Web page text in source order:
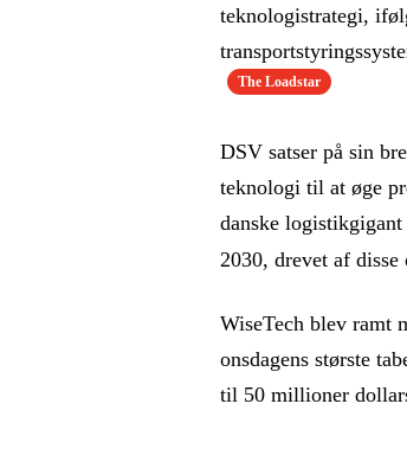
teknologistrategi,
The Loadstar
DSV satser på sin
teknologi til at øge
danske
2030, drevet af disse
WiseTech blev ramt
onsdagens største
til 50 millioner